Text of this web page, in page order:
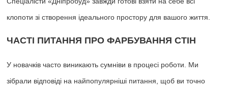
клопоти зі створення ідеального простору для вашого життя.
ЧАСТІ ПИТАННЯ ПРО ФАРБУВАННЯ СТІН
У новачків часто виникають сумніви в процесі роботи. Ми
зібрали відповіді на найпопулярніші питання, щоб ви точно